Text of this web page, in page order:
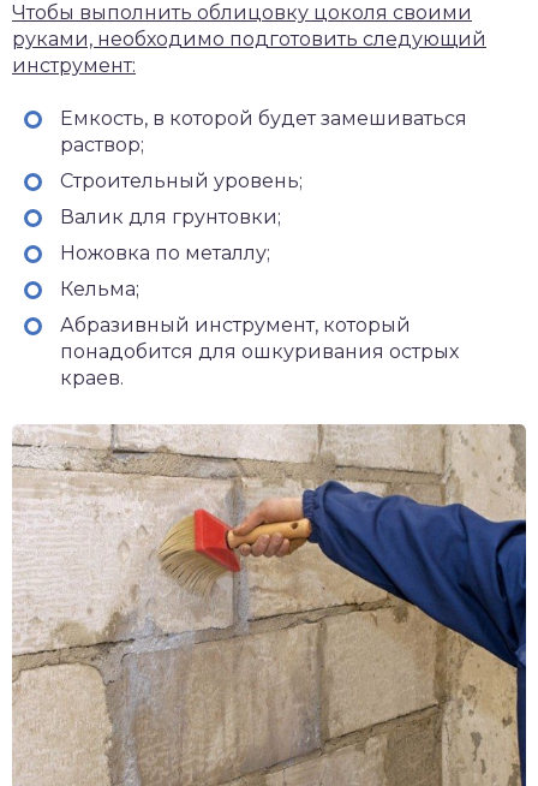
Чтобы выполнить облицовку цоколя своими
руками, необходимо подготовить следующий
инструмент:
Емкость, в которой будет замешиваться
раствор;
Строительный уровень;
Валик для грунтовки;
Ножовка по металлу;
Кельма;
Абразивный инструмент, который
понадобится для ошкуривания острых
краев.